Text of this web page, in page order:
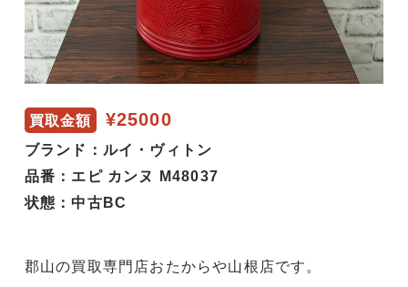
買取金額 ¥25000
ブランド：ルイ・ヴィトン
品番：エピ カンヌ M48037
状態：中古BC
郡山の買取専門店おたからや山根店です。